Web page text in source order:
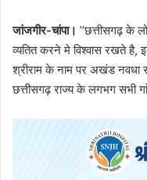
जांजगीर-चांपा। ’’छत्तीसगढ़ के
व्यतित करने मे विश्वास रखते है,
श्रीराम के नाम पर अखंड नवधा
छत्तीसगढ़ राज्य के लगभग सभी